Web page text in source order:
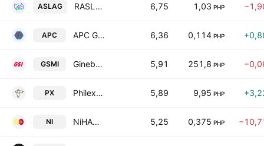
ASLAG RASLAG Corp 6,75 1,03 PHP
APC APC Group Inc. 6,36 0,114 PHP
GSMI Ginebra San Miguel, Inc. 5,91 251,8 PHP
PX Philex Mining Corp. 5,89 9,95 PHP
NI NiHAO Mineral Resources International, Inc. 5,25 0,375 PHP